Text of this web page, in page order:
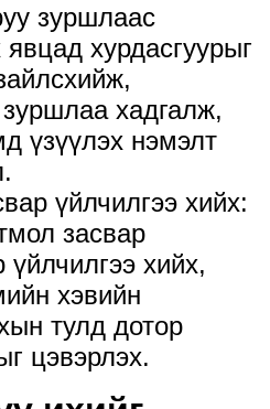
зуршлаас
хурдасгуурыг
хадгалж,
үзүүлэх нэмэлт
үйлчилгээ хийх:
засвар
үйлчилгээ хийх,
хэвийн
тулд дотор
цэвэрлэх.